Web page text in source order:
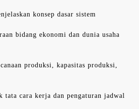
konsep dasar sistem
bidang ekonomi dan dunia usaha
produksi, kapasitas produksi,
tata cara kerja dan pengaturan jadwal